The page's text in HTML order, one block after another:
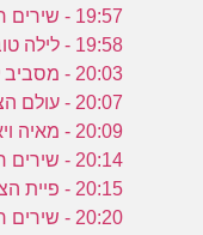
19:57 - שירים ראשונים - פרק 66
19:58 - לילה טוב דובון - פרק 12
20:03 - מסביב לשעון - פרק 11
20:07 - עולם הצעצועים - פרק 4
20:09 - מאיה ויאיא - פרק 9
20:14 - שירים ראשונים - פרק 70
20:15 - פיית הצלילים - פרק 17
20:20 - שירים ראשונים - פרק 106